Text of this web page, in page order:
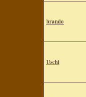
brando
Uschi